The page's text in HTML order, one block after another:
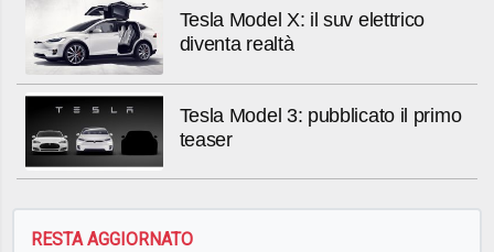
Tesla Model X: il suv elettrico
diventa realtà
Tesla Model 3: pubblicato il primo
teaser
RESTA AGGIORNATO